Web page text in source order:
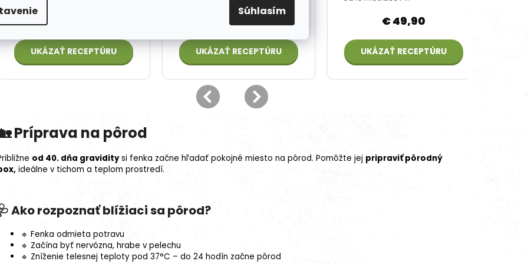
Súhlasím
Príprava na pôrod
od 40. dňa graviditysi fenka začne hľadať pokojné miesto na pôrod. Pomôžte jej pripraviť pôrodný
ideálne v tichom a teplom prostredí.
Ako rozpoznať blížiaci sa pôrod?
🔹 Fenka odmieta potravu
🔹 Začína byť nervózna, hrabe v pelechu
🔹 Zníženie telesnej teploty pod 37°C – do 24 hodín začne pôrod